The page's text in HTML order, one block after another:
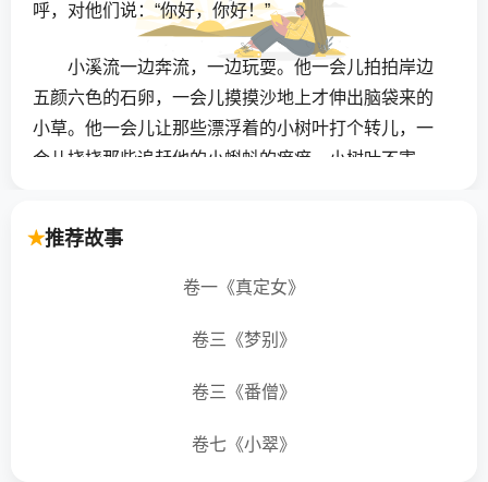
呼，对他们说：“你好，你好！”
小溪流一边奔流，一边玩耍。他一会儿拍拍岸边
五颜六色的石卵，一会儿摸摸沙地上才伸出脑袋来的
小草。他一会儿让那些漂浮着的小树叶打个转儿，一
会儿挠挠那些追赶他的小蝌蚪的痒痒。小树叶不害
妈慌张地蹬开了腿。
路，他就轻轻跳跃两下，一股劲儿冲了下去。什么也
断响着的回声也是清脆的，叫人听了就会忘记疲劳和
推荐故事
卷一《真定女》
卷三《梦别》
卷三《番僧》
卷七《小翠》